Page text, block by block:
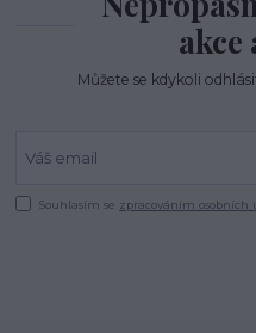
akce
Můžete se kdykoli
Souhlasím se zpracováním osobních